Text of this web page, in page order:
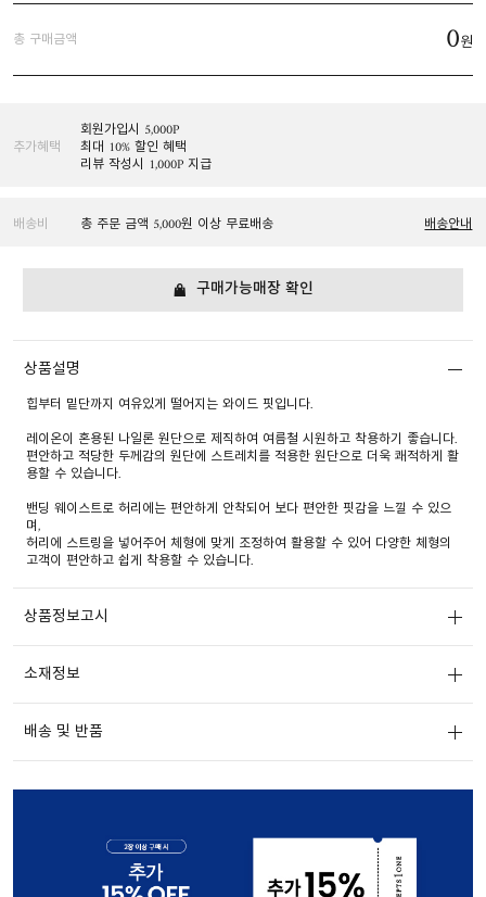
총 구매금액 0원
추가혜택
회원가입시 5,000P
최대 10% 할인 혜택
리뷰 작성시 1,000P 지급
배송비 총 주문 금액 5,000원 이상 무료배송 배송안내
구매가능매장 확인
상품설명
힙부터 밑단까지 여유있게 떨어지는 와이드 핏입니다.
레이온이 혼용된 나일론 원단으로 제직하여 여름철 시원하고 착용하기 좋습니다.
편안하고 적당한 두께감의 원단에 스트레치를 적용한 원단으로 더욱 쾌적하게 활
용할 수 있습니다.
밴딩 웨이스트로 허리에는 편안하게 안착되어 보다 편안한 핏감을 느낄 수 있으
며,
허리에 스트링을 넣어주어 체형에 맞게 조정하여 활용할 수 있어 다양한 체형의
고객이 편안하고 쉽게 착용할 수 있습니다.
상품정보고시
소재정보
배송 및 반품